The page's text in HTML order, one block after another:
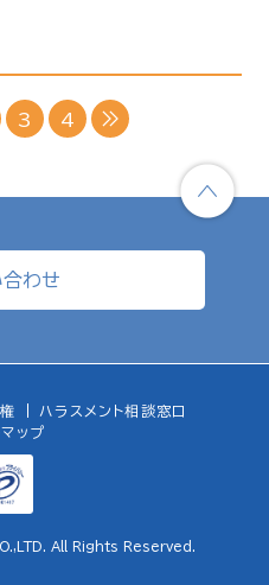
3 4
わせ
ハラスメント相談窓口
マップ
All Rights Reserved.